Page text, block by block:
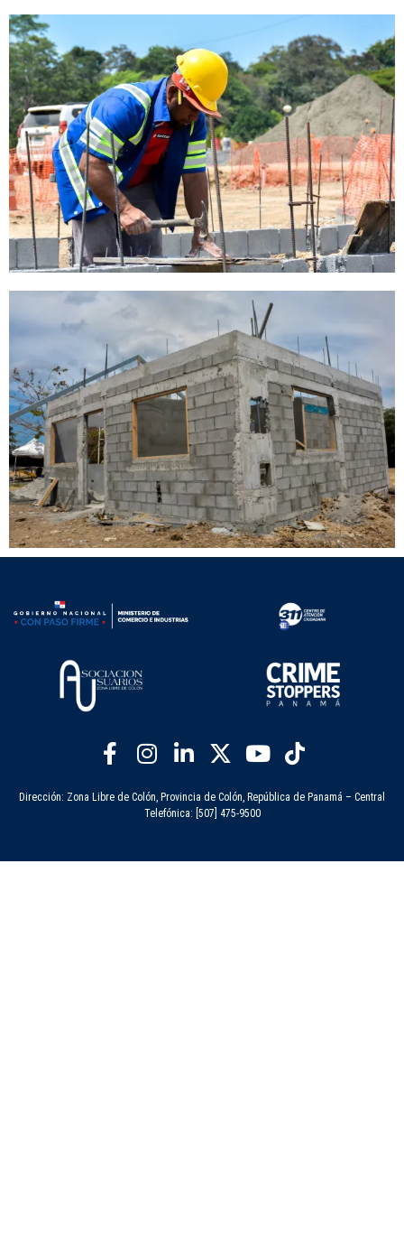
Dirección: Zona Libre de Colón, Provincia de Colón, República de Panamá – Central
Telefónica: [507] 475-9500